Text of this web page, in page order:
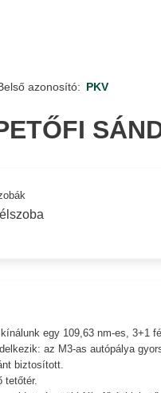
azonosító: PKV
egy 109,63 nm-es, 3+1
az M3-as autópálya
biztosított.
tetőtér.